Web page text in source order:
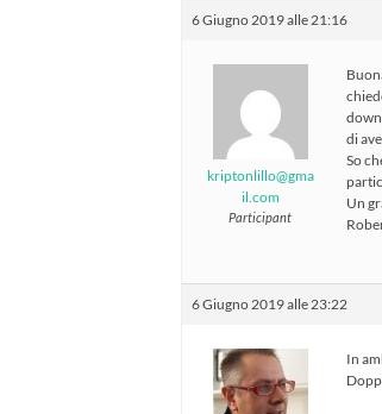
6 Giugno 2019 alle 21:16
kriptonlillo@gma
il.com
Participant
di
So
Un
6 Giugno 2019 alle 23:22
In